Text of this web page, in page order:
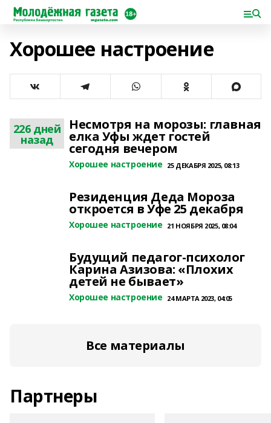
Хорошее настроение
226 дней
назад
Несмотря на морозы: главная
елка Уфы ждет гостей
сегодня вечером
Хорошее настроение 25 ДЕКАБРЯ 2025, 08:13
Резиденция Деда Мороза
откроется в Уфе 25 декабря
Хорошее настроение 21 НОЯБРЯ 2025, 08:04
Будущий педагог-психолог
Карина Азизова: «Плохих
детей не бывает»
Хорошее настроение 24 МАРТА 2023, 04:05
Все материалы
Партнеры